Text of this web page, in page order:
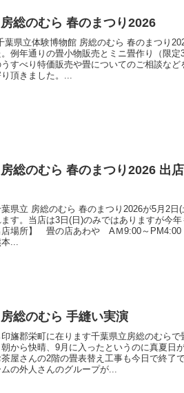
総のむら 春のまつり2026
葉県立体験博物館 房総のむら 春のまつり
例年通りの畳小物販売とミニ畳作り（限定
すべり特価販売や畳についてのご相談など
頂きました。...
総のむら 春のまつり2026 出
県立 房総のむら 春のまつり2026が5月2日(
ます。当店は3日(日)のみではありますが今
店場所】 畳の店あわや AＭ9:00～
...
総のむら 手縫い実演
旛郡栄町に在ります千葉県立房総のむらで
から快晴、9月に入ったというのに真夏日
屋さんの2階の畳表替え工事も今日で終了
ムの外人さんのグループが...